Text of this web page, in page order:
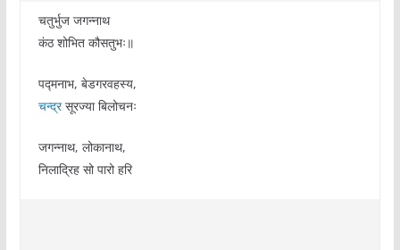
चतुर्भुज जगन्नाथ
कंठ शोभित कौसतुभः॥
पद्मनाभ, बेडगरवहस्य,
चन्द्रसूरज्या बिलोचनः
जगन्नाथ, लोकानाथ,
निलाद्रिह सो पारो हरि